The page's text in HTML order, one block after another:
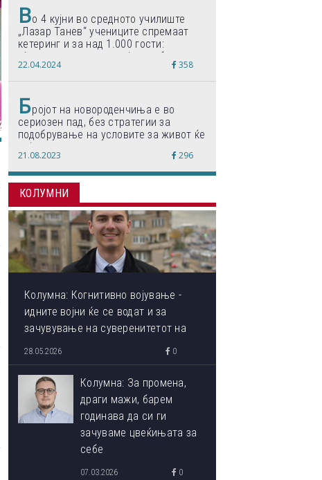
Во 4 кујни во средното училиште
„Лазар Танев“ учениците спремаат
кетеринг и за над 1.000 гости:
„Формиравме компанија и работиме
по светски стандарди“
22.04.2024 358
Бројот на новороденчиња е во
сериозен пад, без стратегии за
подобрување на условите за живот ќе
дојде до затворање на училишта,
предупредуваат експертите
21.08.2023 296
КОЛУМНИ
Колумна: Когнитивно војување -
идните војни ќе се водат и за
зачувување на суверенитетот на
сопствениот ум
28.05.2026 0
Колумна: За промена,
драги мажи, барем
годинава да си ги
зачуваме цвеќињата за
себе
07.03.2026 0